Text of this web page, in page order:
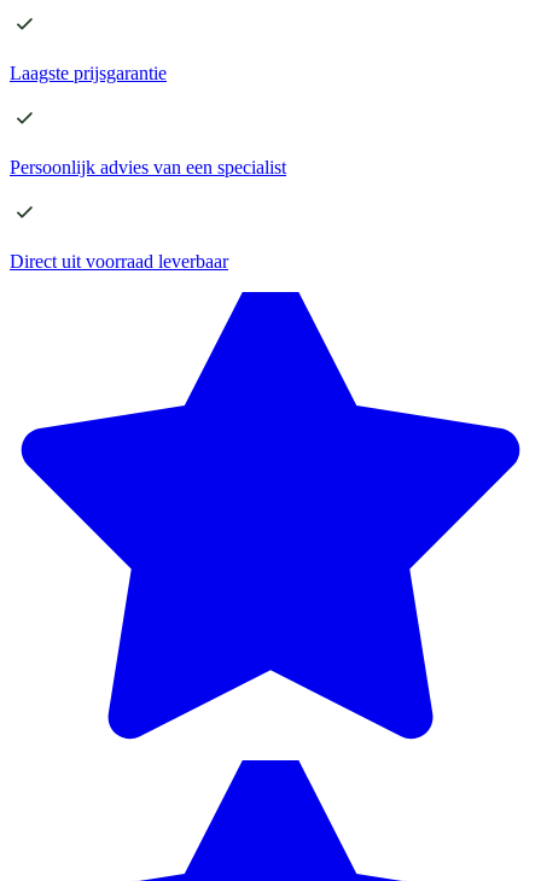
Laagste prijsgarantie
Persoonlijk advies van een specialist
Direct uit voorraad leverbaar